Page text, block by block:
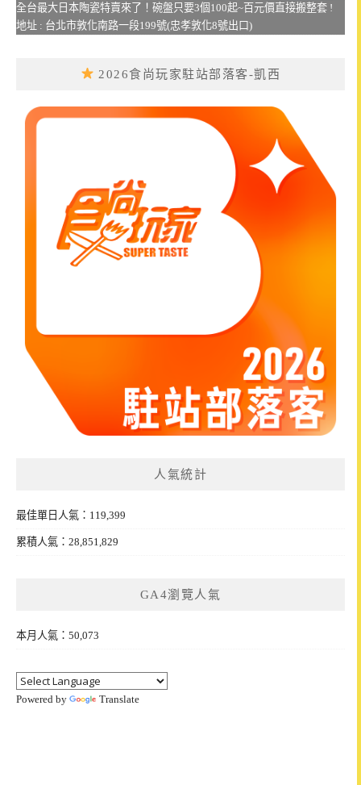
全台最大日本陶瓷特賣來了！碗盤只要3個100起~百元價直接搬整套 !
地址 : 台北市敦化南路一段199號(忠孝敦化8號出口)
2026食尚玩家駐站部落客-凱西
人氣統計
最佳單日人氣：119,399
累積人氣：28,851,829
GA4瀏覽人氣
本月人氣：50,073
Powered by Translate